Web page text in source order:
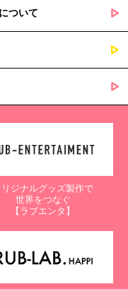
ついて
リジナルグッズ製作で
世界をつなぐ
【ラブエンタ】